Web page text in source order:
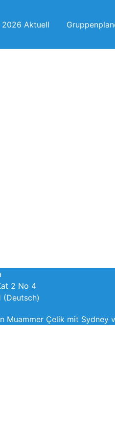
2026 Aktuell
2 No 4
Muammer Çelik mit Sydney